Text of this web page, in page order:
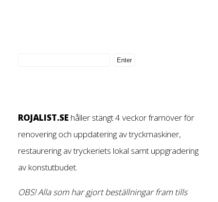
ROJALIST.SE håller stängt 4 veckor framöver för
renovering och uppdatering av tryckmaskiner,
restaurering av tryckeriets lokal samt uppgradering
av konstutbudet.
OBS! Alla som har gjort beställningar fram tills